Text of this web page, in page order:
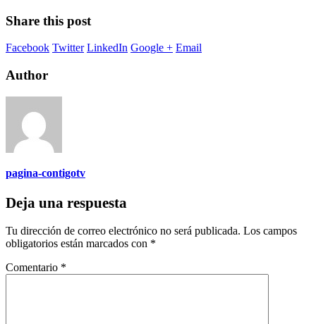
Share this post
Facebook Twitter LinkedIn Google + Email
Author
pagina-contigotv
Deja una respuesta
Tu dirección de correo electrónico no será publicada. Los campos
obligatorios están marcados con *
Comentario *